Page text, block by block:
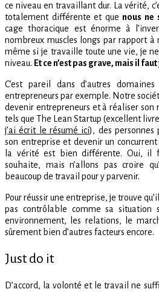
ce niveau en travaillant dur. La vérité,
totalement différente et que nous ne
cage thoracique est énorme à
nombreux muscles longs par rapport
même si je travaille toute une vie, je
niveau. Et ce n’est pas grave, mais il
C’est pareil dans d’autres
entrepreneurs par exemple. Notre
devenir entrepreneurs et à réaliser son
tels que The Lean Startup (excellent
j’ai écrit le résumé ici), des personnes
son entreprise et devenir un
la vérité est bien différente. Oui, il
souhaite, mais n’allons pas croire
beaucoup de travail pour y parvenir.
Pour réussir une entreprise, je trouve
pas contrôlable comme sa situation
environnement, les relations, le
sûrement bien d’autres facteurs encore.
Just do it
D’accord, la volonté et le travail ne